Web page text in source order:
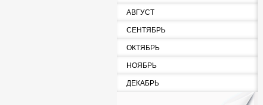
АВГУСТ
СЕНТЯБРЬ
ОКТЯБРЬ
НОЯБРЬ
ДЕКАБРЬ